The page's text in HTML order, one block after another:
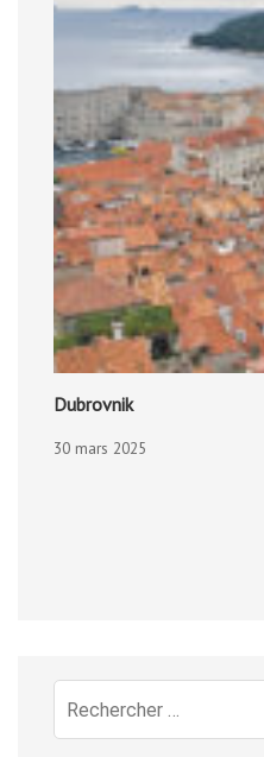
Dubrovnik
30 mars 2025
Recherche
pour